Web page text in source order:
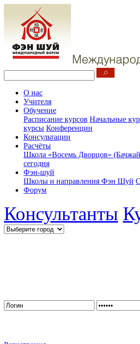
О нас
Учителя
Обучение
Расписание курсов Начальные
курсы Конференции
Консультации
Расчёты
Школа «Восемь Дворцов»
сегодня
Фэн-шуй
Школы и направления Фэн Шуй
Форум
Консультанты